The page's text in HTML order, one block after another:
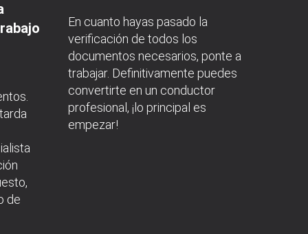
de
En cuanto hayas pasado la
verificación de todos los
documentos necesarios, ponte a
trabajar. Definitivamente puedes
convertirte en un conductor
profesional, ¡lo principal es
empezar!